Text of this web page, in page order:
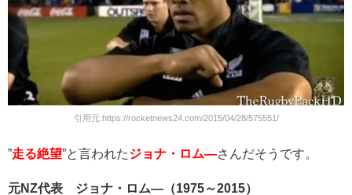
引用元:https://rocketnews24.com/2015/04/28/575551/
”走る絶望”と言われたジョナ・ロム―さんだそうです。
元NZ代表 ジョナ・ロム―（1975～2015）